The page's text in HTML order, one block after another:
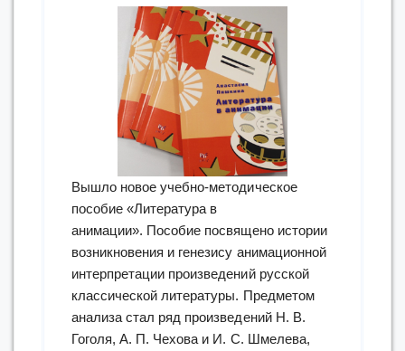
Вышло новое учебно-методическое
пособие «Литература в
анимации». Пособие посвящено истории
возникновения и генезису анимационной
интерпретации произведений русской
классической литературы. Предметом
анализа стал ряд произведений Н. В.
Гоголя, А. П. Чехова и И. С. Шмелева,